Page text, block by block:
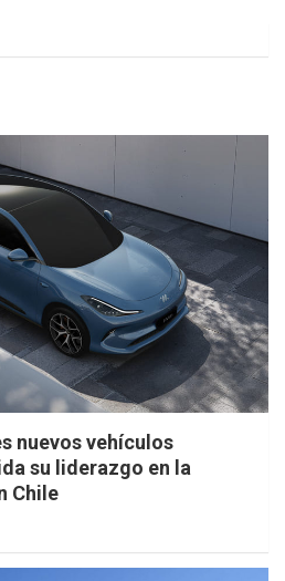
nuevos vehículos
su liderazgo en la
Chile